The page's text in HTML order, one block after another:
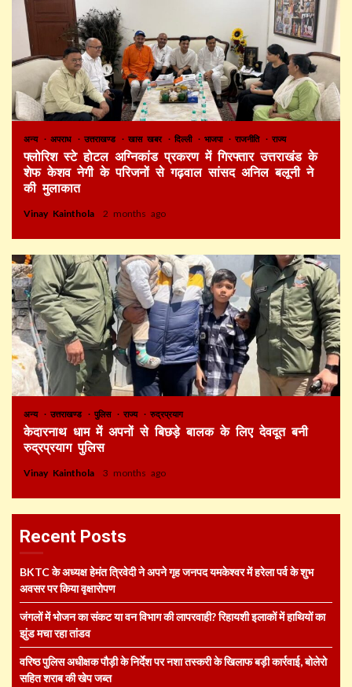
अन्य अपराध उत्तराखण्ड खास खबर दिल्ली भाजपा राजनीति राज्य
फ्लोरिश स्टे होटल अग्निकांड प्रकरण में गिरफ्तार उत्तराखंड के
शेफ केशव नेगी के परिजनों से गढ़वाल सांसद अनिल बलूनी ने
की मुलाकात
Vinay Kainthola 2 months ago
अन्य उत्तराखण्ड पुलिस राज्य रुद्रप्रयाग
केदारनाथ धाम में अपनों से बिछड़े बालक के लिए देवदूत बनी
रुद्रप्रयाग पुलिस
Vinay Kainthola 3 months ago
Recent Posts
BKTC के अध्यक्ष हेमंत त्रिवेदी ने अपने गृह जनपद यमकेश्वर में हरेला पर्व के शुभ
अवसर पर किया वृक्षारोपण
जंगलों में भोजन का संकट या वन विभाग की लापरवाही? रिहायशी इलाकों में हाथियों का
झुंड मचा रहा तांडव
वरिष्ठ पुलिस अधीक्षक पौड़ी के निर्देश पर नशा तस्करी के खिलाफ बड़ी कार्रवाई, बोलेरो
सहित शराब की खेप जब्त